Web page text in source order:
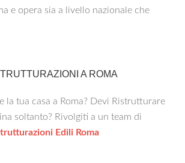
e opera sia a livello nazionale che
A ROMA
la tua casa a Roma? Devi Ristrutturare
soltanto? Rivolgiti a un team di
Edili Roma